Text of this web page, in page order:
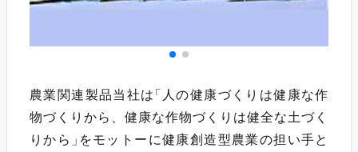
農業関連製品当社は「 人の健康づくりは健康な作
物づくりから、健康な作物づくりは健全な土づく
りから 」をモットーに健康創造型農業の担い手と